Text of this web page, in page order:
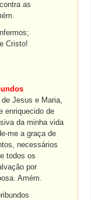
as
Cristo!
Jesus e Maria,
enriquecido de
da minha vida
me a graça de
necessários
todos os
por
Amém.